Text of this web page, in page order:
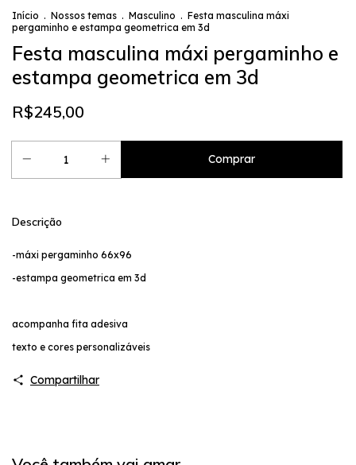
Início . Nossos temas . Masculino . Festa masculina máxi
pergaminho e estampa geometrica em 3d
Festa masculina máxi pergaminho e
estampa geometrica em 3d
R$245,00
Descrição
-máxi pergaminho 66x96
-estampa geometrica em 3d
acompanha fita adesiva
texto e cores personalizáveis
Compartilhar